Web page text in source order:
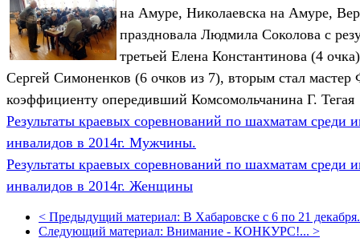
на Амуре, Николаевска на Амуре,
праздновала Людмила Соколова с
третьей Елена Константинова (4
Сергей Симоненков (6 очков из 7), вторым стал
коэффициенту опередивший Комсомольчанина Г. Тегая
Результаты краевых соревнований по шахматам
инвалидов в 2014г. Мужчины.
Результаты краевых соревнований по шахматам
инвалидов в 2014г. Женщины
< Предыдущий материал: В Хабаровске с 6 по 21
Следующий материал: Внимание - КОНКУРС!... >